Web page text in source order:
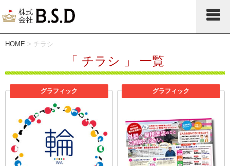
HOME > チラシ
「 チラシ 」 一覧
グラフィック グラフィック